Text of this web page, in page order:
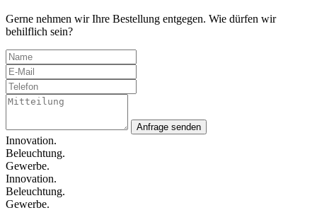
Gerne nehmen wir Ihre Bestellung entgegen. Wie dürfen wir
behilflich sein?
Anfrage senden
Innovation.
Beleuchtung.
Gewerbe.
Innovation.
Beleuchtung.
Gewerbe.